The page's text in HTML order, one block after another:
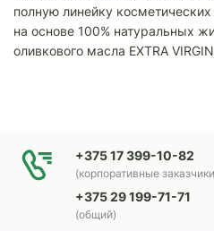
полную линейку
на основе 100% натуральных
оливкового масла EXTRA VIRGIN
+375 17 399-10-82
(корпоративные
+375 29 199-71-71
(общий)